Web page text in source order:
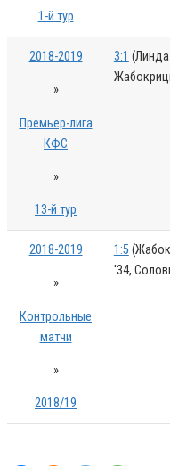
1-й тур
2018-2019
»
Премьер-лига
КФС
»
13-й тур
3:1
2018-2019
»
Контрольные
матчи
»
2018/19
1:5
'34,